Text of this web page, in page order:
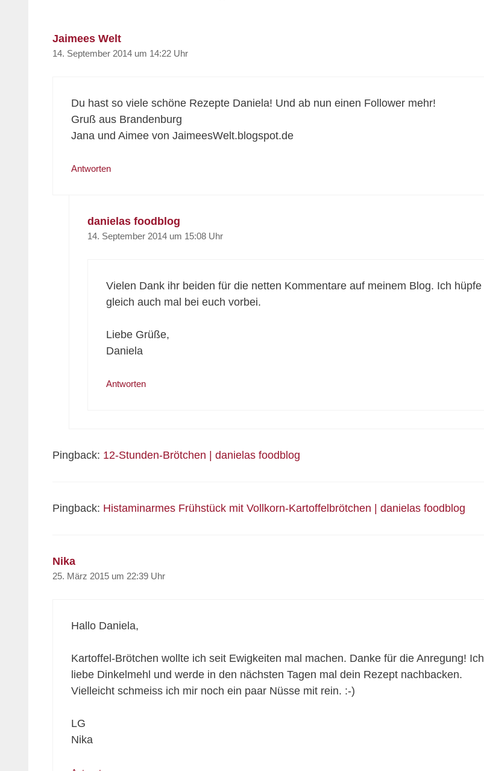
Jaimees Welt
14. September 2014 um 14:22 Uhr
Du hast so viele schöne Rezepte Daniela! Und ab nun einen Follower mehr!
Gruß aus Brandenburg
Jana und Aimee von JaimeesWelt.blogspot.de
Antworten
danielas foodblog
14. September 2014 um 15:08 Uhr
Vielen Dank ihr beiden für die netten Kommentare auf meinem Blog. Ich hüpfe
gleich auch mal bei euch vorbei.
Liebe Grüße,
Daniela
Antworten
Pingback: 12-Stunden-Brötchen | danielas foodblog
Pingback: Histaminarmes Frühstück mit Vollkorn-Kartoffelbrötchen | danielas foodblog
Nika
25. März 2015 um 22:39 Uhr
Hallo Daniela,
Kartoffel-Brötchen wollte ich seit Ewigkeiten mal machen. Danke für die Anregung! Ich
liebe Dinkelmehl und werde in den nächsten Tagen mal dein Rezept nachbacken.
Vielleicht schmeiss ich mir noch ein paar Nüsse mit rein. :-)
LG
Nika